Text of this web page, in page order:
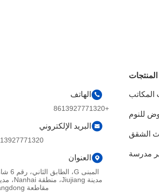
المنتجات
المكاتب
للنوم
الشقق
مدرسة
الهاتف
+8613927771320
البريد الإلكتروني
13927771320@139.com
العنوان
مقاطعة Guangdong، الصين